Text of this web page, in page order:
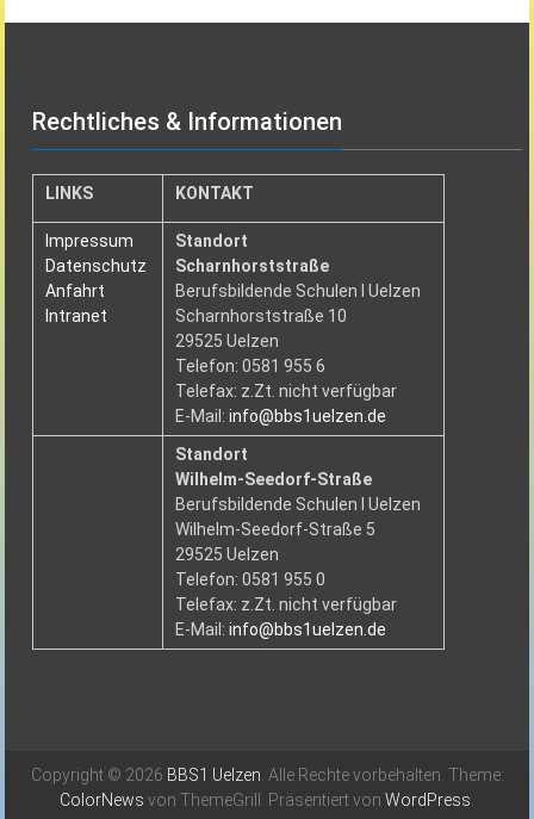
Rechtliches & Informationen
LINKS KONTAKT
Impressum
Datenschutz
Anfahrt
Intranet
Standort
Scharnhorststraße
Berufsbildende Schulen I Uelzen
Scharnhorststraße 10
29525 Uelzen
Telefon: 0581 955 6
Telefax: z.Zt. nicht verfügbar
E-Mail:info@bbs1uelzen.de
Standort
Wilhelm-Seedorf-Straße
Berufsbildende Schulen I Uelzen
Wilhelm-Seedorf-Straße 5
29525 Uelzen
Telefon: 0581 955 0
Telefax: z.Zt. nicht verfügbar
E-Mail:info@bbs1uelzen.de
Copyright © 2026 BBS1 Uelzen. Alle Rechte vorbehalten. Theme:
ColorNews von ThemeGrill. Präsentiert von WordPress.